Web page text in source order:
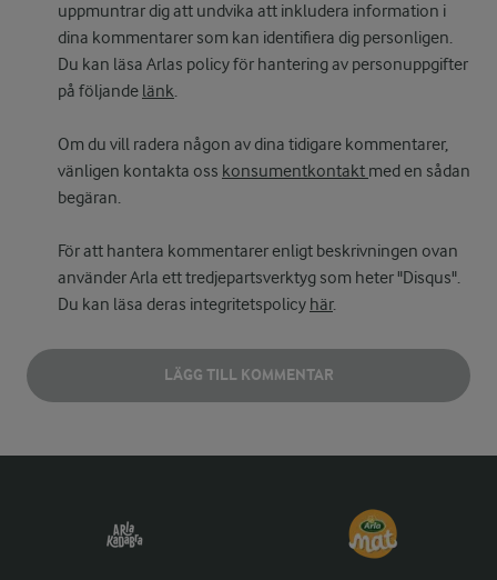
uppmuntrar dig att undvika att inkludera information i
dina kommentarer som kan identifiera dig personligen.
Du kan läsa Arlas policy för hantering av personuppgifter
på följande länk.
Om du vill radera någon av dina tidigare kommentarer,
vänligen kontakta oss konsumentkontakt med en sådan
begäran.
För att hantera kommentarer enligt beskrivningen ovan
använder Arla ett tredjepartsverktyg som heter "Disqus".
Du kan läsa deras integritetspolicy här.
LÄGG TILL KOMMENTAR